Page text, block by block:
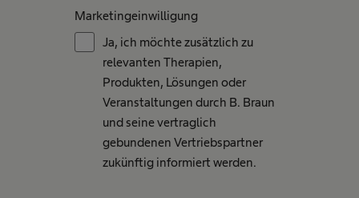
Marketingeinwilligung
Ja, ich möchte zusätzlich zu
relevanten Therapien,
Produkten, Lösungen oder
Veranstaltungen durch B. Braun
und seine vertraglich
gebundenen Vertriebspartner
zukünftig informiert werden.